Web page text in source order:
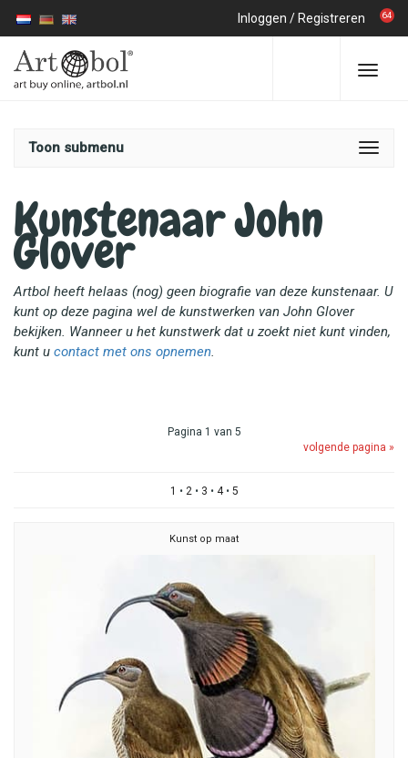
Inloggen / Registreren 64
Toon submenu
Kunstenaar John
Glover
Artbol heeft helaas (nog) geen biografie van deze kunstenaar. U
kunt op deze pagina wel de kunstwerken van John Glover
bekijken. Wanneer u het kunstwerk dat u zoekt niet kunt vinden,
kunt u contact met ons opnemen.
Pagina 1 van 5
volgende pagina »
1 • 2• 3 • 4• 5
Kunst op maat